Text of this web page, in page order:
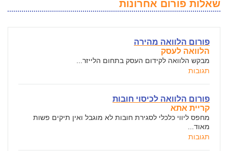
שאלות פורום אחרונות
פורום הלוואה מהירה
הלוואה לעסק
מבקש הלוואה לקידום העסק בתחום הלייזר...
תגובות
פורום הלוואה לכיסוי חובות
קריית אתא
מחפס ליווי כלכלי לסגירת חובות לא מוגבל ואין תיקים פשות
מאוד...
תגובות